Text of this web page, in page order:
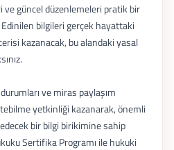
güncel düzenlemeleri pratik bir
Edinilen bilgileri gerçek hayattaki
kazanacak, bu alandaki yasal
ve miras paylaşım
yetkinliği kazanarak, önemli
bir bilgi birikimine sahip
Sertifika Programı ile hukuki